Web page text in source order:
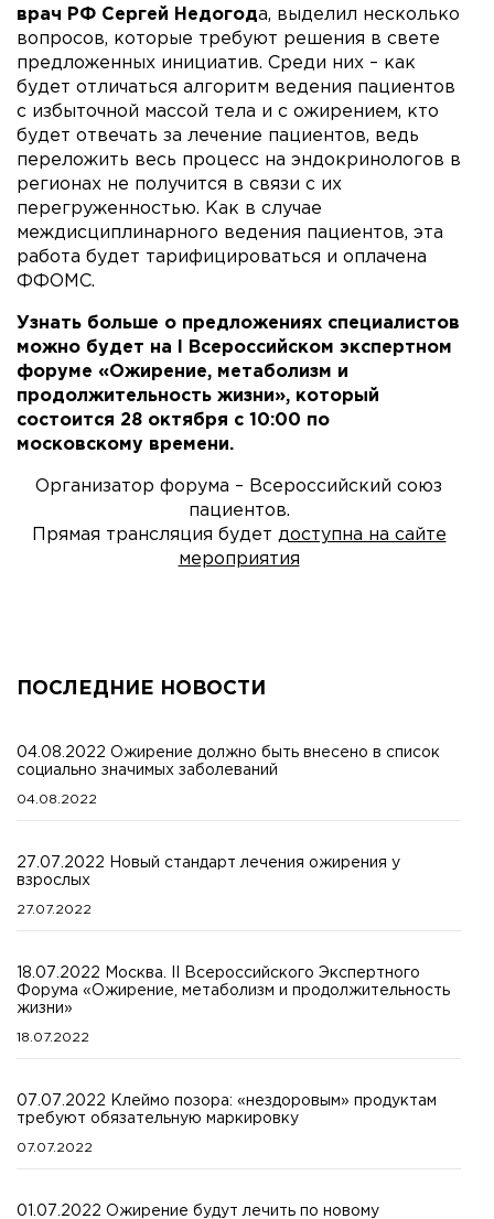
врач РФ Сергей Недогода, выделил несколько
вопросов, которые требуют решения в свете
предложенных инициатив. Среди них – как
будет отличаться алгоритм ведения пациентов
с избыточной массой тела и с ожирением, кто
будет отвечать за лечение пациентов, ведь
переложить весь процесс на эндокринологов в
регионах не получится в связи с их
перегруженностью. Как в случае
междисциплинарного ведения пациентов, эта
работа будет тарифицироваться и оплачена
ФФОМС.
Узнать больше о предложениях специалистов
можно будет на I Всероссийском экспертном
форуме «Ожирение, метаболизм и
продолжительность жизни», который
состоится 28 октября с 10:00 по
московскому времени.
Организатор форума – Всероссийский союз
пациентов.
Прямая трансляция будет доступна на сайте
мероприятия
ПОСЛЕДНИЕ НОВОСТИ
04.08.2022 Ожирение должно быть внесено в список
социально значимых заболеваний
04.08.2022
27.07.2022 Новый стандарт лечения ожирения у
взрослых
27.07.2022
18.07.2022 Москва. II Всероссийского Экспертного
Форума «Ожирение, метаболизм и продолжительность
жизни»
18.07.2022
07.07.2022 Клеймо позора: «нездоровым» продуктам
требуют обязательную маркировку
07.07.2022
01.07.2022 Ожирение будут лечить по новому